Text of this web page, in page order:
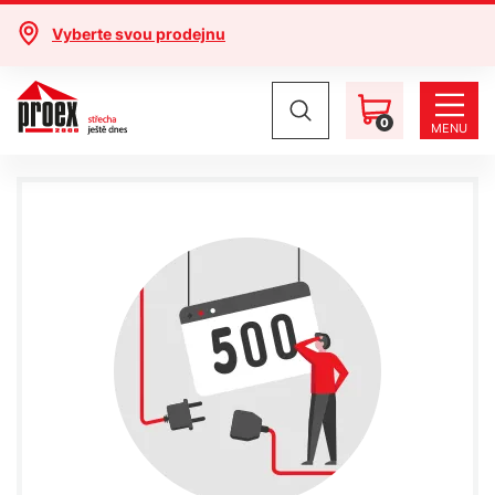
Vyberte svou prodejnu
0 MENU